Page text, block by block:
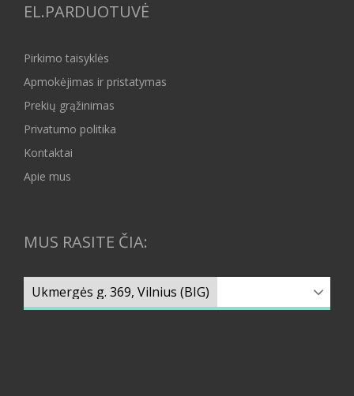
EL.PARDUOTUVĖ
Pirkimo taisyklės
Apmokėjimas ir pristatymas
Prekių grąžinimas
Privatumo politika
Kontaktai
Apie mus
MUS RASITE ČIA: